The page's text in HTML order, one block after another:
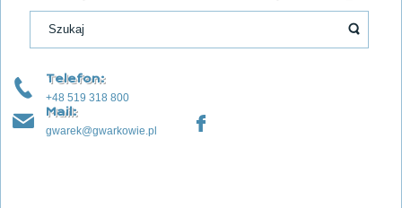
Telefon:
+48 519 318 800
Mail:
gwarek@gwarkowie.pl